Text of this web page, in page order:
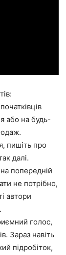
або на будь-
пишіть про
далі.
попередній
не потрібно,
автори
голос,
Зараз навіть
підробіток,